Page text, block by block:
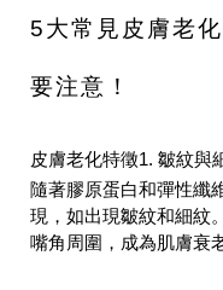
5大常見皮膚老
要注意！
皮膚老化特徵1. 皺紋與
隨著膠原蛋白和彈性纖
現，如出現皺紋和細紋
嘴角周圍，成為肌膚衰